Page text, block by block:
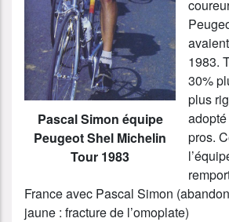
Pascal Simon équipe
Peugeot Shel Michelin
Tour 1983
1983.
30%
plus
pros.
France avec Pascal Simon
jaune : fracture de l’omoplate)